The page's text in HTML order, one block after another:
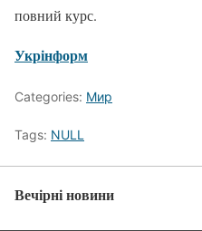
повний курс.
Укрінформ
Categories: Мир
Tags: NULL
Вечірні новини